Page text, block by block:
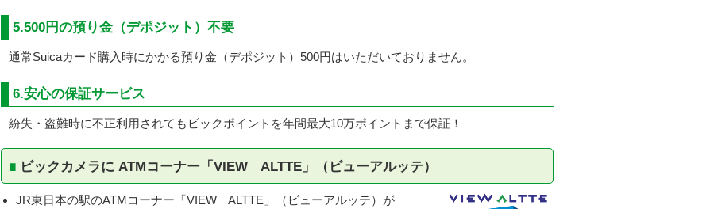
5.500円の預り金（デポジット）不要
通常Suicaカード購入時にかかる預り金（デポジット）500円はいただいておりません。
6.安心の保証サービス
紛失・盗難時に不正利用されてもビックポイントを年間最大10万ポイントまで保証！
ビックカメラに ATMコーナー「VIEW ALTTE」（ビューアルッテ）
JR東日本の駅のATMコーナー「VIEW ALTTE」（ビューアルッテ）が